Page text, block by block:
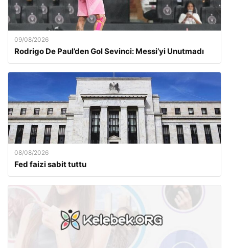
09/08/2026
Rodrigo De Paul’den Gol Sevinci: Messi’yi Unutmadı
08/08/2026
Fed faizi sabit tuttu